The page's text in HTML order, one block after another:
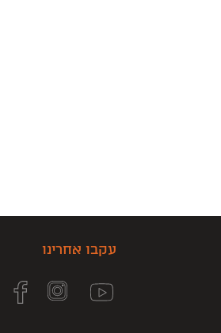
עקבו אחרינו